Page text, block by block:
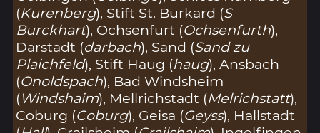
(Kurenberg), Stift St. Burkard (S
Burckhart), Ochsenfurt (Ochsenfurth),
Darstadt (darbach), Sand (Sand zu
Plaichfeld), Stift Haug (haug), Ansbach
(Onoldspach), Bad Windsheim
(Windshaim), Mellrichstadt (Melrichstatt),
Coburg (Coburg), Geisa (Geyss), Hallstadt